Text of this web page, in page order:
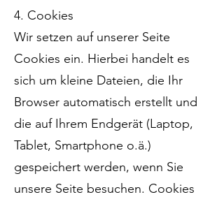
4. Cookies
Wir setzen auf unserer Seite
Cookies ein. Hierbei handelt es
sich um kleine Dateien, die Ihr
Browser automatisch erstellt und
die auf Ihrem Endgerät (Laptop,
Tablet, Smartphone o.ä.)
gespeichert werden, wenn Sie
unsere Seite besuchen. Cookies